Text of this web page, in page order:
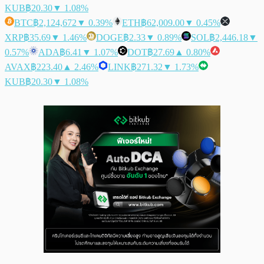
KUB฿20.30▼ 1.08%
BTC฿2,124,672 ▼ 0.39% ETH฿62,009.00▼ 0.45%
XRP฿35.69▼ 1.46% DOGE฿2.33▼ 0.89% SOL฿2,446.18▼
0.57%
ADA฿6.41 ▼ 1.07% DOT฿27.69 ▲ 0.80%
AVAX฿223.40 ▲ 2.46% LINK฿271.32 ▼ 1.73%
KUB฿20.30▼ 1.08%